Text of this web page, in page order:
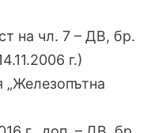
на чл. 7 – ДВ, бр.
г.)
„Железопътна